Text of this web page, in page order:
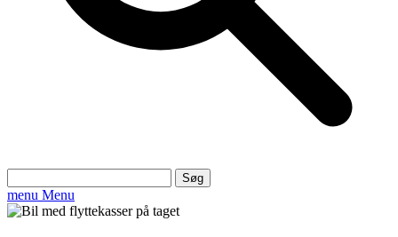
efter:
menu Menu